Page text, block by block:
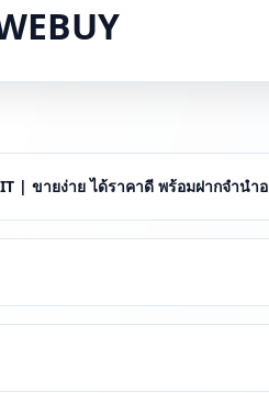
| ขายง่าย ได้ราคาดี พร้อมฝากจำนำ